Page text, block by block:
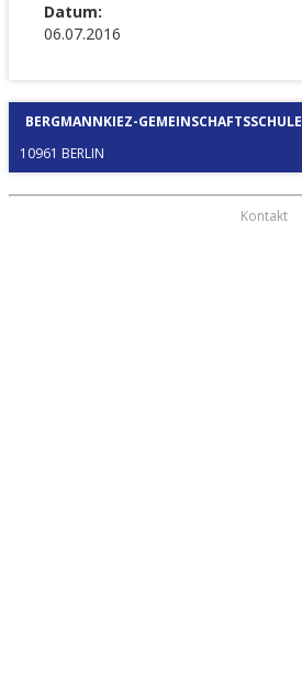
Datum:
06.07.2016
BERGMANNKIEZ-GEMEINSCHAFTSSCHULE
0961 BERLIN
Kontakt